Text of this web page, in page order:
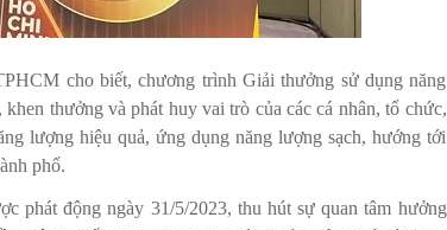
cho biết, chương trình Giải thưởng sử dụng năng
thưởng và phát huy vai trò của các cá nhân, tổ chức,
lượng hiệu quả, ứng dụng năng lượng sạch, hướng tới
phố.
phát động ngày 31/5/2023, thu hút sự quan tâm hưởng